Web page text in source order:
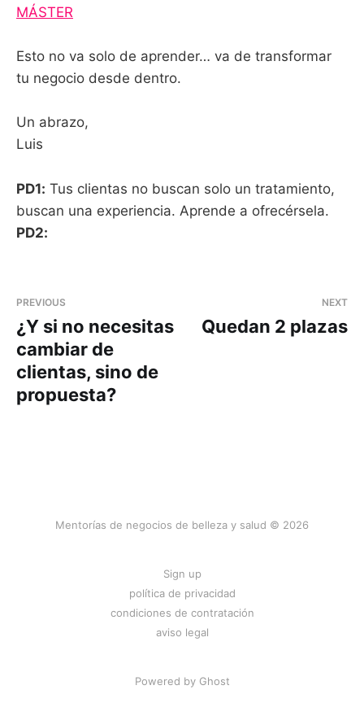
MÁSTER
Esto no va solo de aprender… va de transformar
tu negocio desde dentro.
Un abrazo,
Luis
PD1: Tus clientas no buscan solo un tratamiento,
buscan una experiencia. Aprende a ofrecérsela.
PD2:
PREVIOUS
¿Y si no necesitas
cambiar de
clientas, sino de
propuesta?
NEXT
Quedan 2 plazas
Mentorías de negocios de belleza y salud © 2026
Sign up
política de privacidad
condiciones de contratación
aviso legal
Powered by Ghost